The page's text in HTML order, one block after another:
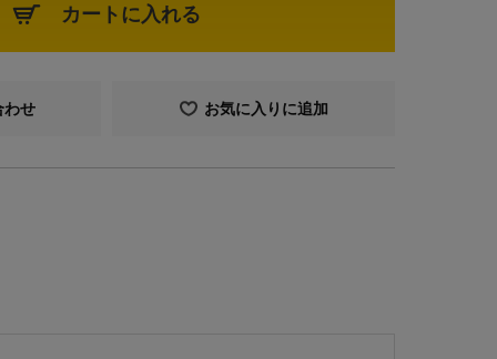
カートに入れる
わせ お気に入りに追加